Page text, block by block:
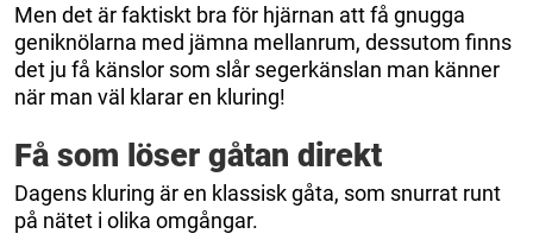
Men det är faktiskt bra för hjärnan att få gnugga
geniknölarna med jämna mellanrum, dessutom finns
det ju få känslor som slår segerkänslan man känner
när man väl klarar en kluring!
Få som löser gåtan direkt
Dagens kluring är en klassisk gåta, som snurrat runt
på nätet i olika omgångar.